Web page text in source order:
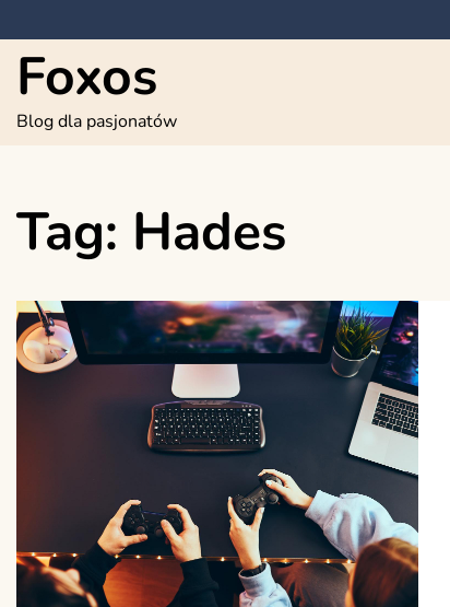
to
content
Foxos
Blog dla pasjonatów
Tag: Hades